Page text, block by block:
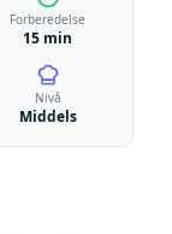
Forberedelse
15 min
Nivå
Middels